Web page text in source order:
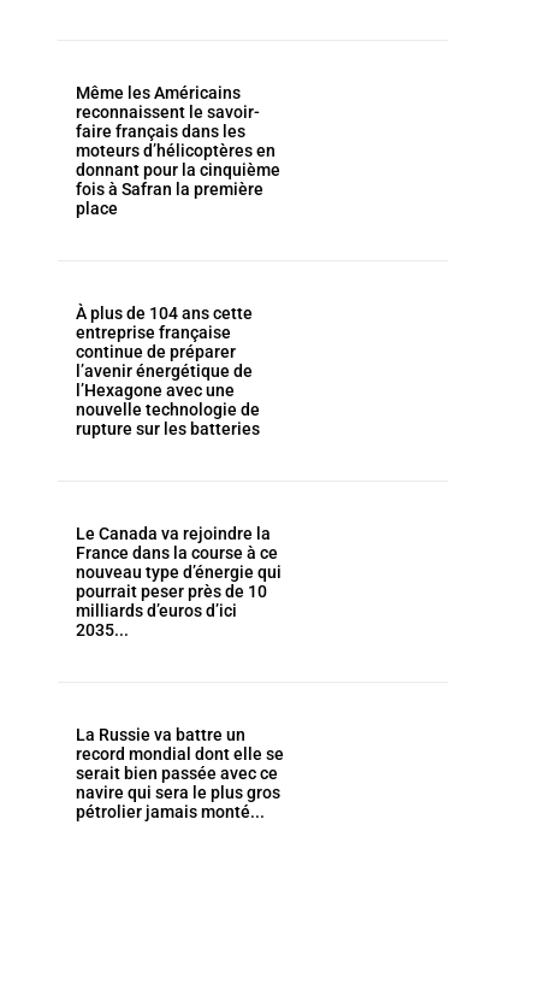
Même les Américains
reconnaissent le savoir-
faire français dans les
moteurs d’hélicoptères en
donnant pour la cinquième
fois à Safran la première
place
À plus de 104 ans cette
entreprise française
continue de préparer
l’avenir énergétique de
l’Hexagone avec une
nouvelle technologie de
rupture sur les batteries
Le Canada va rejoindre la
France dans la course à ce
nouveau type d’énergie qui
pourrait peser près de 10
milliards d’euros d’ici
2035...
La Russie va battre un
record mondial dont elle se
serait bien passée avec ce
navire qui sera le plus gros
pétrolier jamais monté...